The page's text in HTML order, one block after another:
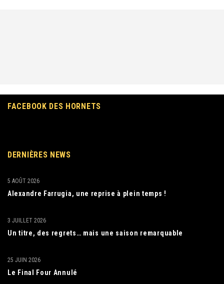
FACEBOOK DES HORNETS
DERNIÈRES NEWS
Alexandre Farrugia, une reprise à plein temps !
5 AOÛT 2026
Un titre, des regrets… mais une saison remarquable
3 JUILLET 2026
Le Final Four Annulé
25 JUIN 2026